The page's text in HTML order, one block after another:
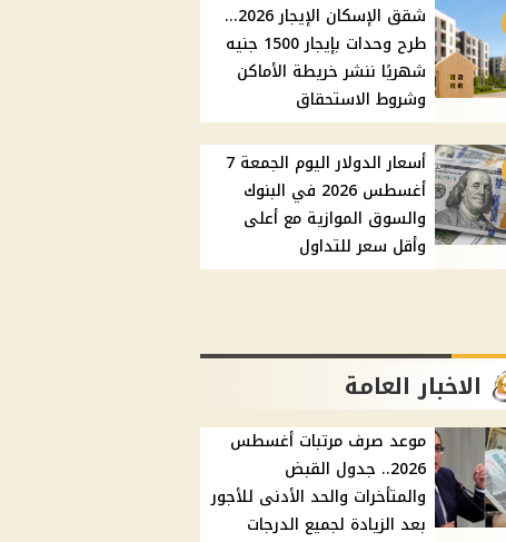
شقق الإسكان الإيجار 2026...
طرح وحدات بإيجار 1500 جنيه
شهريًا ننشر خريطة الأماكن
وشروط الاستحقاق
أسعار الدولار اليوم الجمعة 7
أغسطس 2026 في البنوك
والسوق الموازية مع أعلى
وأقل سعر للتداول
الاخبار العامة
موعد صرف مرتبات أغسطس
2026.. جدول القبض
والمتأخرات والحد الأدنى للأجور
بعد الزيادة لجميع الدرجات